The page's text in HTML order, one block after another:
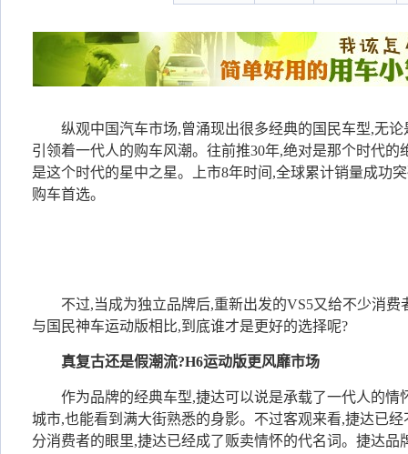
纵观中国汽车市场,曾涌现出很多经典的国民车型,无
引领着一代人的购车风潮。往前推30年,绝对是那个时代的
是这个时代的星中之星。上市8年时间,全球累计销量成功
购车首选。
不过,当成为独立品牌后,重新出发的VS5又给不少消费
与国民神车运动版相比,到底谁才是更好的选择呢?
真复古还是假潮流?H6运动版更风靡市场
作为品牌的经典车型,捷达可以说是承载了一代人的情
城市,也能看到满大街熟悉的身影。不过客观来看,捷达已
分消费者的眼里,捷达已经成了贩卖情怀的代名词。捷达品